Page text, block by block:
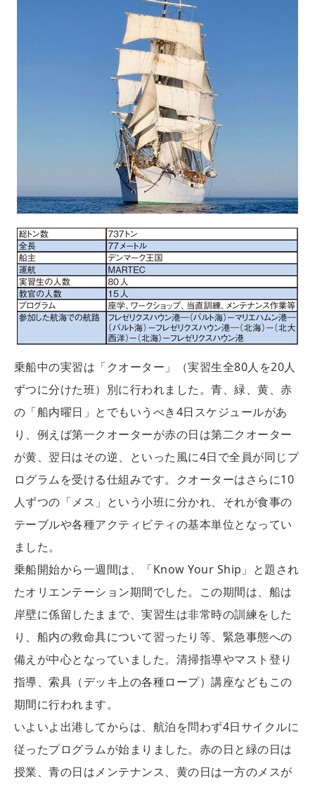
乗船中の実習は「クオーター」（実習生全80人を20人
ずつに分けた班）別に行われました。青、緑、黄、赤
の「船内曜日」とでもいうべき4日スケジュールがあ
り、例えば第一クオーターが赤の日は第二クオーター
が黄、翌日はその逆、といった風に4日で全員が同じプ
ログラムを受ける仕組みです。クオーターはさらに10
人ずつの「メス」という小班に分かれ、それが食事の
テーブルや各種アクティビティの基本単位となってい
ました。
乗船開始から一週間は、「Know Your Ship」と題され
たオリエンテーション期間でした。この期間は、船は
岸壁に係留したままで、実習生は非常時の訓練をした
り、船内の救命具について習ったり等、緊急事態への
備えが中心となっていました。清掃指導やマスト登り
指導、索具（デッキ上の各種ロープ）講座などもこの
期間に行われます。
いよいよ出港してからは、航泊を問わず4日サイクルに
従ったプログラムが始まりました。赤の日と緑の日は
授業、青の日はメンテナンス、黄の日は一方のメスが